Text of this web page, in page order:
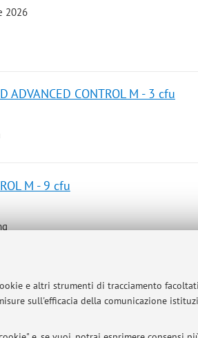
e altri strumenti di tracciamento
sull'efficacia della comunicazione
2026
ADVANCED CONTROL M - 3 cfu
M - 9 cfu
M - 8 cfu